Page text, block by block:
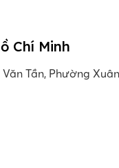
Chí Minh
Tần, Phường